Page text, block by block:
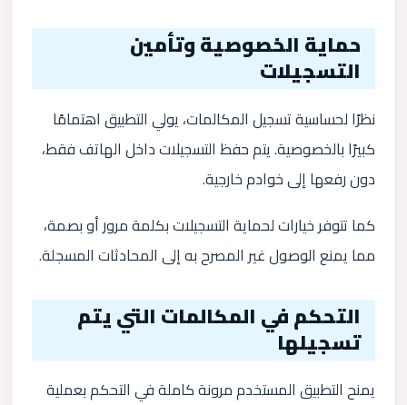
حماية الخصوصية وتأمين
التسجيلات
نظرًا لحساسية تسجيل المكالمات، يولي التطبيق اهتمامًا
كبيرًا بالخصوصية. يتم حفظ التسجيلات داخل الهاتف فقط،
دون رفعها إلى خوادم خارجية.
كما تتوفر خيارات لحماية التسجيلات بكلمة مرور أو بصمة،
مما يمنع الوصول غير المصرح به إلى المحادثات المسجلة.
التحكم في المكالمات التي يتم
تسجيلها
يمنح التطبيق المستخدم مرونة كاملة في التحكم بعملية